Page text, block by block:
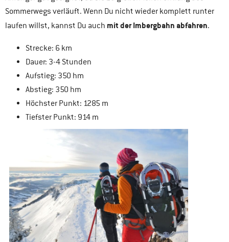
Sommerwegs verläuft. Wenn Du nicht wieder komplett runter
laufen willst, kannst Du auch mit der Imbergbahn abfahren.
Strecke: 6 km
Dauer: 3-4 Stunden
Aufstieg: 350 hm
Abstieg: 350 hm
Höchster Punkt: 1285 m
Tiefster Punkt: 914 m